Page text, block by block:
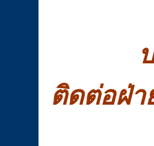
ติดต่อฝ่